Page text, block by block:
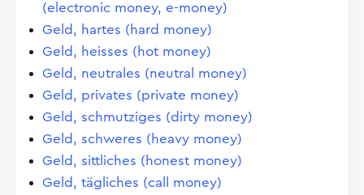
(electronic money, e-money)
Geld, hartes (hard money)
Geld, heisses (hot money)
Geld, neutrales (neutral money)
Geld, privates (private money)
Geld, schmutziges (dirty money)
Geld, schweres (heavy money)
Geld, sittliches (honest money)
Geld, tägliches (call money)